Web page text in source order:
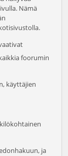
Nämä
foorumin
käyttäjien
ja